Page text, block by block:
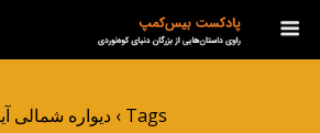
Tags › دیواره شمالی آیگر